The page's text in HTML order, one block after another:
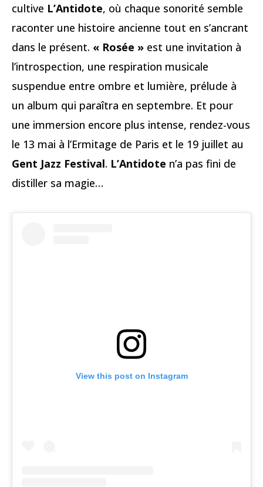
cultive L’Antidote, où chaque sonorité semble
raconter une histoire ancienne tout en s’ancrant
dans le présent. « Rosée » est une invitation à
l’introspection, une respiration musicale
suspendue entre ombre et lumière, prélude à
un album qui paraîtra en septembre. Et pour
une immersion encore plus intense, rendez-vous
le 13 mai à l’Ermitage de Paris et le 19 juillet au
Gent Jazz Festival. L’Antidote n’a pas fini de
distiller sa magie…
View this post on Instagram